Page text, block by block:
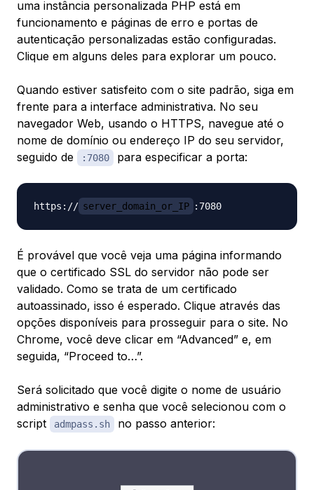
uma instância personalizada PHP está em
funcionamento e páginas de erro e portas de
autenticação personalizadas estão configuradas.
Clique em alguns deles para explorar um pouco.
Quando estiver satisfeito com o site padrão, siga em
frente para a interface administrativa. No seu
navegador Web, usando o HTTPS, navegue até o
nome de domínio ou endereço IP do seu servidor,
seguido de
:7080 para especificar a porta:
https:// server_domain_or_IP
É provável que você veja uma página informando
que o certificado SSL do servidor não pode ser
validado. Como se trata de um certificado
autoassinado, isso é esperado. Clique através das
opções disponíveis para prosseguir para o site. No
Chrome, você deve clicar em “Advanced” e, em
seguida, “Proceed to…”.
Será solicitado que você digite o nome de usuário
administrativo e senha que você selecionou com o
script
admpass.sh no passo anterior: